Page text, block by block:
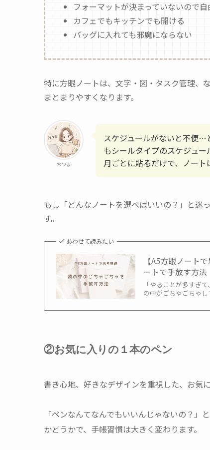
フォーマットが決まっていないので自
カフェでもキッチンでも開ける
バッグに入れても邪魔にならない
特に方眼ノートは、文字・図・タスク管理、
まとまりやすくなります。
おつま
スケジュールがないと不便…
もシールタイプのスケジュ
月ごとに貼るだけで、ノー
もし「どんなノートを選べばいいの？」と迷
す。
あわせて読みたい
【A5方眼ノート
ートで手放す方法
「やることが多すぎ
の中がごちゃごちゃ
②お気に入りの１本のペン
書き心地、好きなデザインを重視した、お気
「ペンなんてなんでもいいんじゃないの？」
かどうかで、手帳習慣は大きく変わります。